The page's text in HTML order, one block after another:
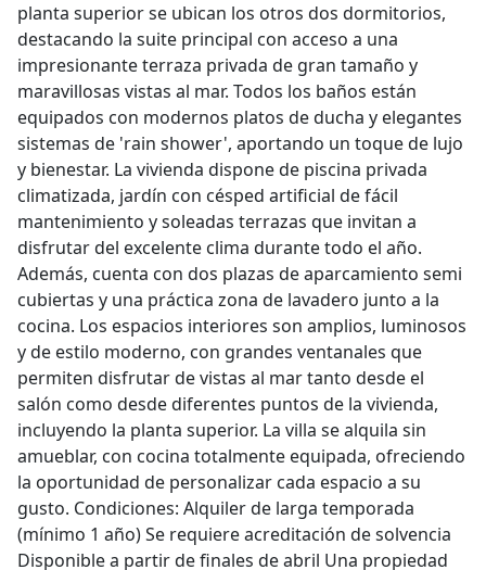
planta superior se ubican los otros dos dormitorios,
destacando la suite principal con acceso a una
impresionante terraza privada de gran tamaño y
maravillosas vistas al mar. Todos los baños están
equipados con modernos platos de ducha y elegantes
sistemas de 'rain shower', aportando un toque de lujo
y bienestar. La vivienda dispone de piscina privada
climatizada, jardín con césped artificial de fácil
mantenimiento y soleadas terrazas que invitan a
disfrutar del excelente clima durante todo el año.
Además, cuenta con dos plazas de aparcamiento semi
cubiertas y una práctica zona de lavadero junto a la
cocina. Los espacios interiores son amplios, luminosos
y de estilo moderno, con grandes ventanales que
permiten disfrutar de vistas al mar tanto desde el
salón como desde diferentes puntos de la vivienda,
incluyendo la planta superior. La villa se alquila sin
amueblar, con cocina totalmente equipada, ofreciendo
la oportunidad de personalizar cada espacio a su
gusto. Condiciones: Alquiler de larga temporada
(mínimo 1 año) Se requiere acreditación de solvencia
Disponible a partir de finales de abril Una propiedad